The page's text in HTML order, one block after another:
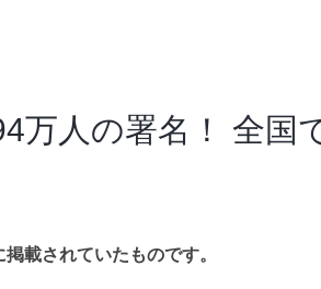
万人の署名！ 全国
載されていたものです。